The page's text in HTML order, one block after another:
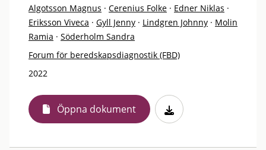
Algotsson Magnus · Cerenius Folke · Edner Niklas ·
Eriksson Viveca · Gyll Jenny · Lindgren Johnny · Molin
Ramia · Söderholm Sandra
Forum för beredskapsdiagnostik (FBD)
2022
Öppna dokument